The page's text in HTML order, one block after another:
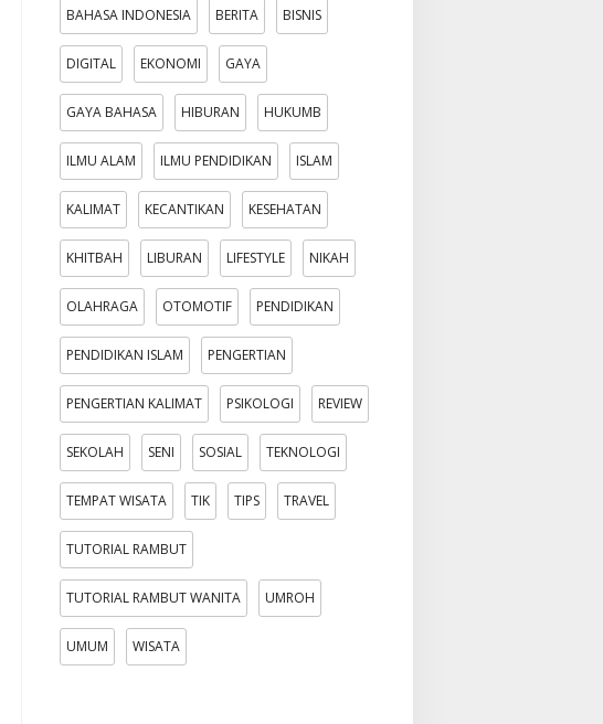
BAHASA INDONESIA BERITA BISNIS
DIGITAL EKONOMI GAYA
GAYA BAHASA HIBURAN HUKUMB
ILMU ALAM ILMU PENDIDIKAN ISLAM
KALIMAT KECANTIKAN KESEHATAN
KHITBAH LIBURAN LIFESTYLE NIKAH
OLAHRAGA OTOMOTIF PENDIDIKAN
PENDIDIKAN ISLAM PENGERTIAN
PENGERTIAN KALIMAT PSIKOLOGI REVIEW
SEKOLAH SENI SOSIAL TEKNOLOGI
TEMPAT WISATA TIK TIPS TRAVEL
TUTORIAL RAMBUT
TUTORIAL RAMBUT WANITA UMROH
UMUM WISATA